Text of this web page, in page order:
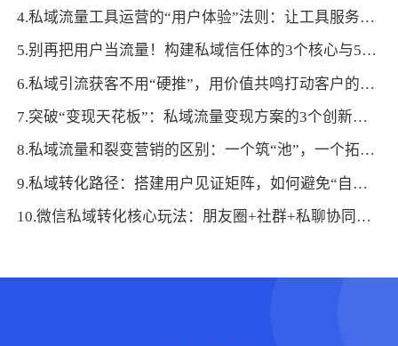
4.私域流量工具运营的“用户体验”法则：让工具服务于用户需求
5.别再把用户当流量！构建私域信任体的3个核心与5个动作
6.私域引流获客不用“硬推”，用价值共鸣打动客户的6个方法
7.突破“变现天花板”：私域流量变现方案的3个创新维度
8.私域流量和裂变营销的区别：一个筑“池”，一个拓“路”
9.私域转化路径：搭建用户见证矩阵，如何避免“自说自话”的尴尬？
10.微信私域转化核心玩法：朋友圈+社群+私聊协同策略解析